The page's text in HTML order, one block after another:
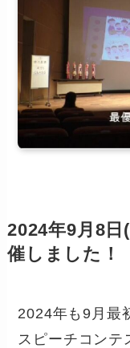
2024年9月8
催しました！
2024年も9月最
スピーチコンテ